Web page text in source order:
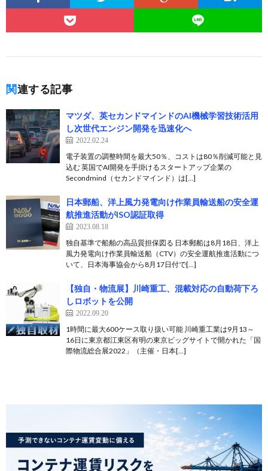
関連する記事
マツダ、英セカンドマインドのAI機械学習技術活用
し次世代エンジン開発を迅速化へ
2022.02.24
電子装置の調整時間を最大50％、コストは80％削減可能と見
込む 英国でAI開発を手掛けるスタートアップ企業の
Secondmind（セカンドマインド）は[…]
日本郵船、洋上風力発電向け作業員輸送船の安全運
航推進活動がISO認証取得
2023.08.18
独自基準で船舶の高品質担保図る 日本郵船は8月18日、洋上
風力発電向け作業員輸送船（CTV）の安全運航推進活動につ
いて、日本海事協会から8月17日付で[…]
【独自・物流展】川崎重工、混載対応の自動荷下ろ
しロボットを公開
2022.09.20
1時間に最大600ケース取り扱い可能 川崎重工業は9月13～
16日に東京都江東区有明の東京ビッグサイトで開かれた「国
際物流総合展2022」（主催・日本[…]